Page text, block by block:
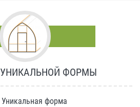
УНИКАЛЬНОЙ ФОРМЫ
Уникальная форма